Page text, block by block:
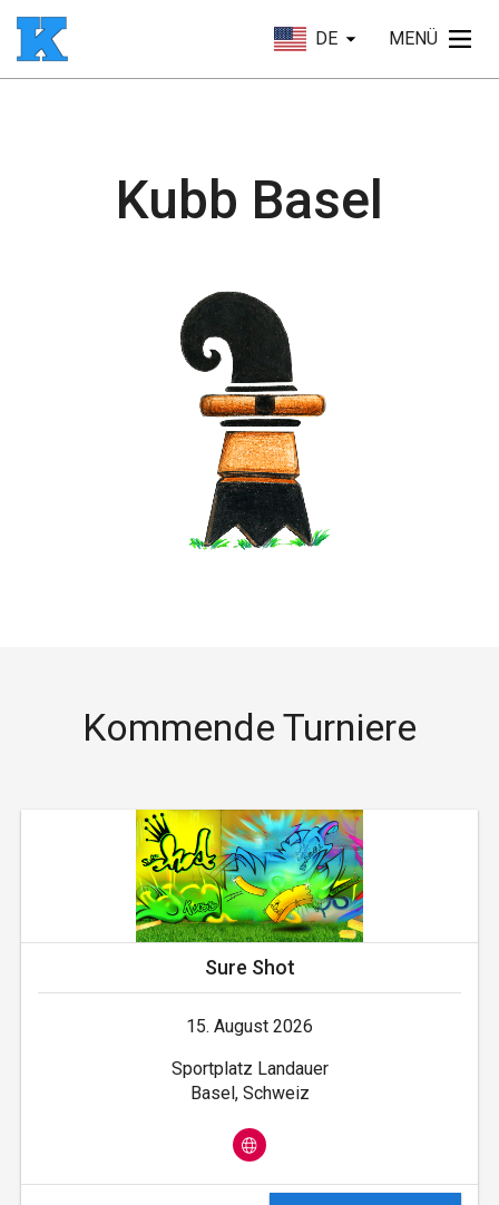
DE MENÜ
Kubb Basel
Kommende Turniere
Sure Shot
15. August 2026
Sportplatz Landauer
Basel, Schweiz